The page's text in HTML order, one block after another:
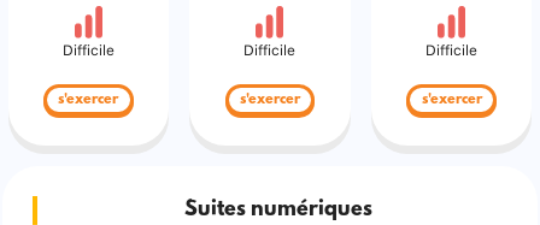
Difficile
s'exercer
Difficile
s'exercer
Difficile
s'exercer
Suites numériques